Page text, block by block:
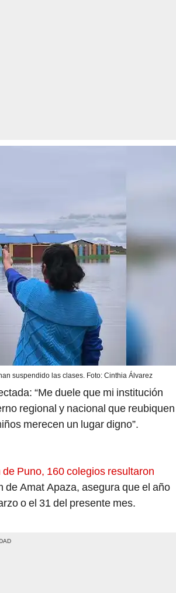
suspendido las clases. Foto: Cinthia Álvarez
“Me duele que mi institución
regional y nacional que reubiquen
merecen un lugar digno”.
Puno, 160 colegios resultaron
de Amat Apaza, asegura que el año
o el 31 del presente mes.